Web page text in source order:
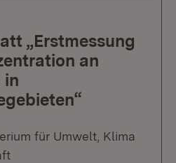
„Erstmessung
an
in
für Umwelt, Klima